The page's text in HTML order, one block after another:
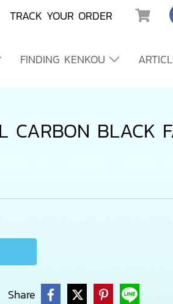
TRACK YOUR ORDER
FINDING KENKOU
CARBON BLACK
Share